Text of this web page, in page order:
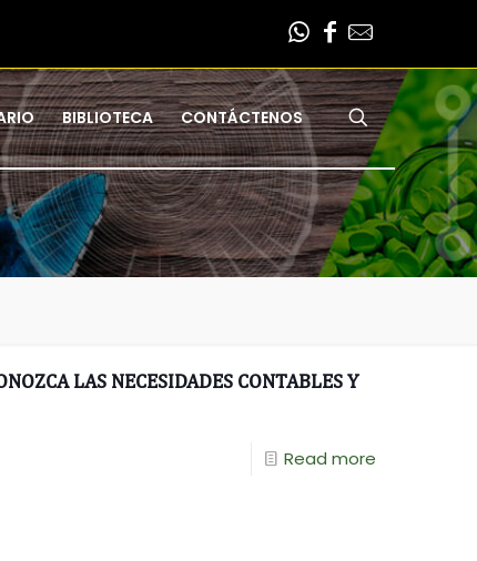
BIBLIOTECA CONTÁCTENOS
LAS NECESIDADES CONTABLES Y
Read more